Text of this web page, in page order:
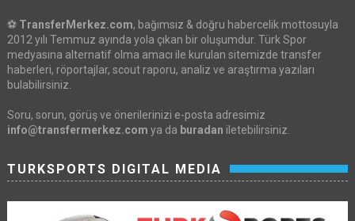
⚽ TransferMerkez.com, bağımsız & doğru habercelik mottosuyla
2012 yılı Temmuz ayında yola çıkan bir oluşumdur. Türk Spor
medyasına alternatif olma amacı ile kurulan sitemizde transfer
haberleri, röportajlar, scout raporu, analiz ve araştırma yazıları
bulabilirsiniz.
Soru, sorun, görüş ve önerilerinizi e-posta adresimiz
info@transfermerkez.com ya da buradan iletebilirsiniz.
TURKSPORTS DIGITAL MEDIA